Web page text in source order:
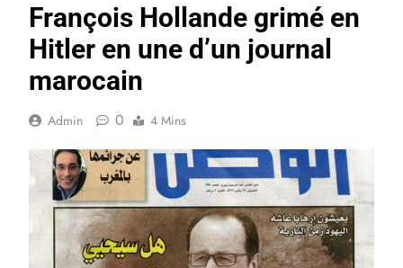
François Hollande grimé en
Hitler en une d’un journal
marocain
Admin 0 4 Mins